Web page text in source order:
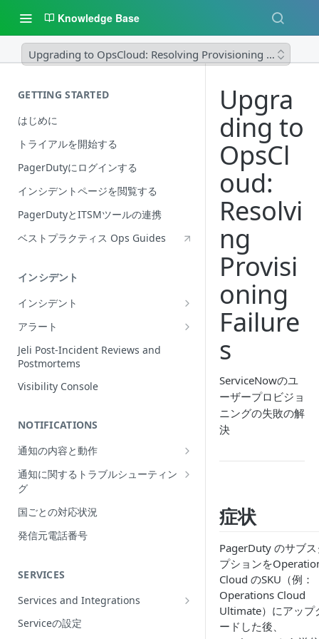
Knowledge Base
Upgrading to OpsCloud: Resolving Provisioning Failures
GETTING STARTED
はじめに
トライアルを開始する
PagerDutyにログインする
インシデントページを閲覧する
PagerDutyとITSMツールの連携
ベストプラクティス Ops Guides
インシデント
インシデント
Incidentの編集
インシデントの再割当て
（Reassign）
インシデントの再開（Reopen）
Incident Roles
Incident Tasks
Incident Types
インシデントが作成されない理由
Conference Bridge
アラート
Alerts Table
Jeli Post-Incident Reviews and
Postmortems
Visibility Console
NOTIFICATIONS
通知の内容と動作
Push Notifications
Email Notifications
電話通知
Phone Notification Disclosures
SMS Notifications
WhatsApp Notification
通知に関するトラブルシューティン
グ
想定される通知の動作
プッシュ通知のトラブルシューティ
ング
グ
電話通知のトラブルシューティング
SMS通知のトラブルシューティング
国ごとの対応状況
発信元電話番号
SERVICES
Services and Integrations
Service Directory
Serviceの設定
Upgra
ding to
OpsCl
oud:
Resolvi
ng
Provisi
oning
Failure
s
ServiceNowのユ
ーザープロビジョ
ニングの失敗の解
決
症状
PagerDuty のサブ
プションを
Cloud のSKU（例：
Operations Cloud
Ultimate）にアップ
ードした後、